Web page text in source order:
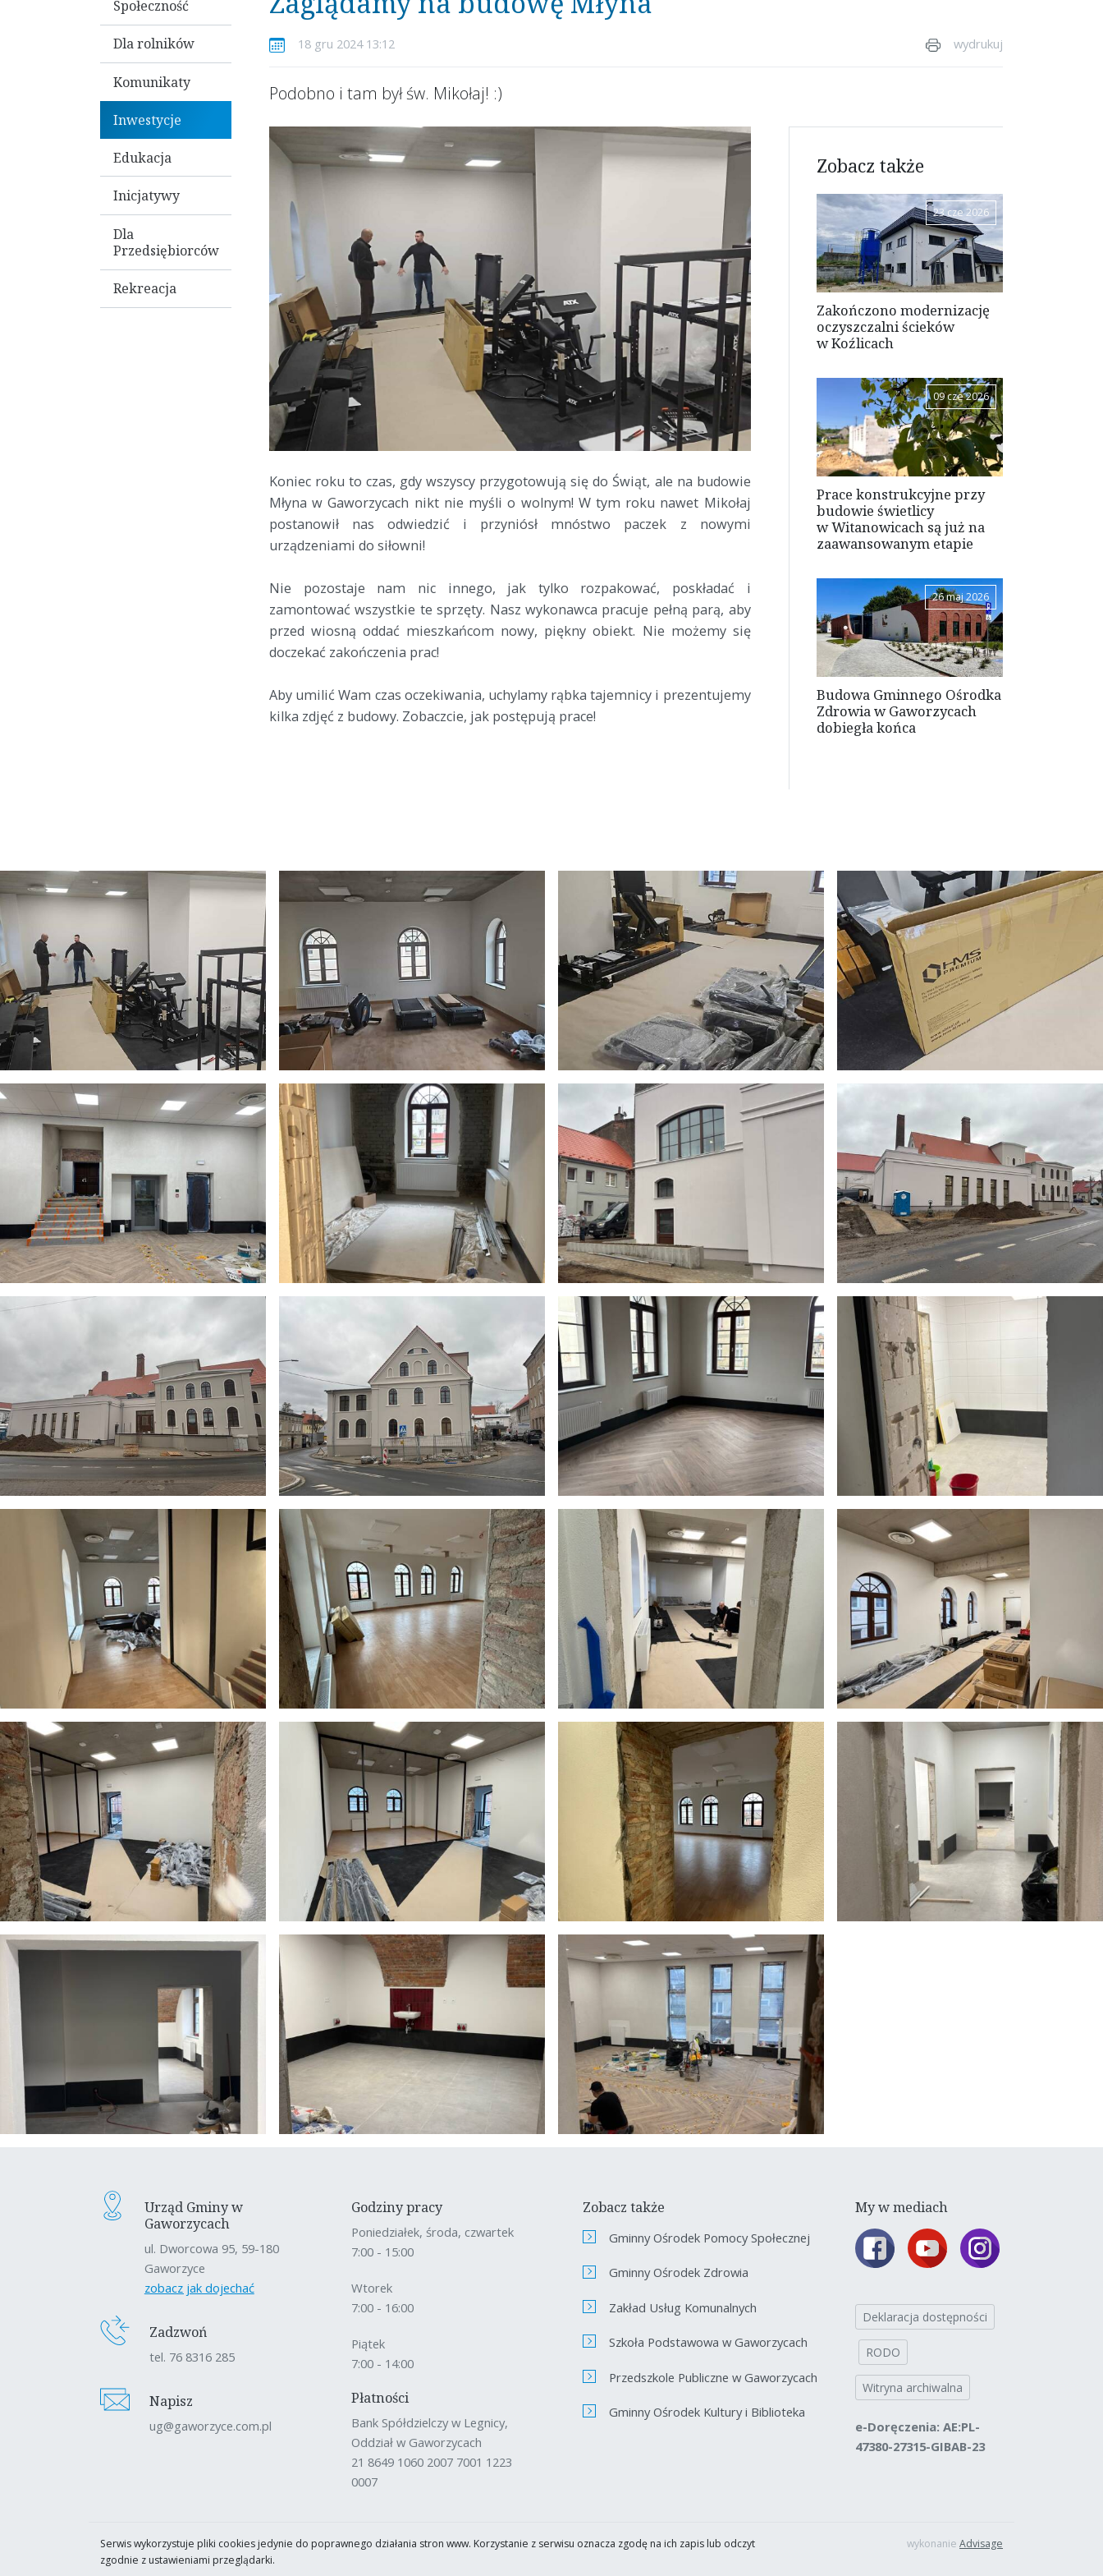
Społeczność
Dla rolników
Komunikaty
Inwestycje
Edukacja
Inicjatywy
Dla
Przedsiębiorców
Rekreacja
18 gru 2024 13:12 wydrukuj
Podobno i tam był św. Mikołaj! :)
Koniec roku to czas, gdy wszyscy przygotowują się do Świąt, ale na budowie
Młyna w Gaworzycach nikt nie myśli o wolnym! W tym roku nawet Mikołaj
postanowił nas odwiedzić i przyniósł mnóstwo paczek z nowymi
urządzeniami do siłowni!
Nie pozostaje nam nic innego, jak tylko rozpakować, poskładać i
zamontować wszystkie te sprzęty. Nasz wykonawca pracuje pełną parą, aby
przed wiosną oddać mieszkańcom nowy, piękny obiekt. Nie możemy się
doczekać zakończenia prac!
Aby umilić Wam czas oczekiwania, uchylamy rąbka tajemnicy i prezentujemy
kilka zdjęć z budowy. Zobaczcie, jak postępują prace!
Zobacz także
23 cze 2026
Zakończono modernizację
oczyszczalni ścieków
w Koźlicach
09 cze 2026
Prace konstrukcyjne przy
budowie świetlicy
w Witanowicach są już na
zaawansowanym etapie
26 maj 2026
Budowa Gminnego Ośrodka
Zdrowia w Gaworzycach
dobiegła końca
Urząd Gminy w
Gaworzycach
ul. Dworcowa 95, 59-180
Gaworzyce
zobacz jak dojechać
Zadzwoń
tel. 76 8316 285
Napisz
ug@gaworzyce.com.pl
Godziny pracy
Poniedziałek, środa, czwartek
7:00 - 15:00
Wtorek
7:00 - 16:00
Piątek
7:00 - 14:00
Płatności
Bank Spółdzielczy w Legnicy,
Oddział w Gaworzycach
21 8649 1060 2007 7001 1223
0007
Zobacz także
Gminny Ośrodek Pomocy Społecznej
Gminny Ośrodek Zdrowia
Zakład Usług Komunalnych
Szkoła Podstawowa w Gaworzycach
Przedszkole Publiczne w Gaworzycach
Gminny Ośrodek Kultury i Biblioteka
My w mediach
Deklaracja dostępności
RODO
Witryna archiwalna
e-Doręczenia: AE:PL-
47380-27315-GIBAB-23
Serwis wykorzystuje pliki cookies jedynie do poprawnego działania stron www. Korzystanie z serwisu oznacza zgodę na ich zapis lub odczyt
zgodnie z ustawieniami przeglądarki.
wykonanie Advisage